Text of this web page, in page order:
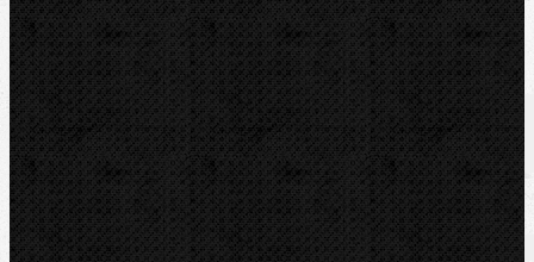
Kód zboží:182050
Značka:
REMS
Popis
Zařazení
Komentáře (0)
Zařazení